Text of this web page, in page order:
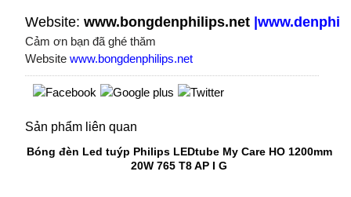
Website: www.bongdenphilips.net|
Cảm ơn bạn đã ghé thăm
Website www.bongdenphilips.net
Sản phẩm liên quan
Bóng đèn Led tuýp Philips LEDtube My Care HO 1200mm
20W 765 T8 AP I G